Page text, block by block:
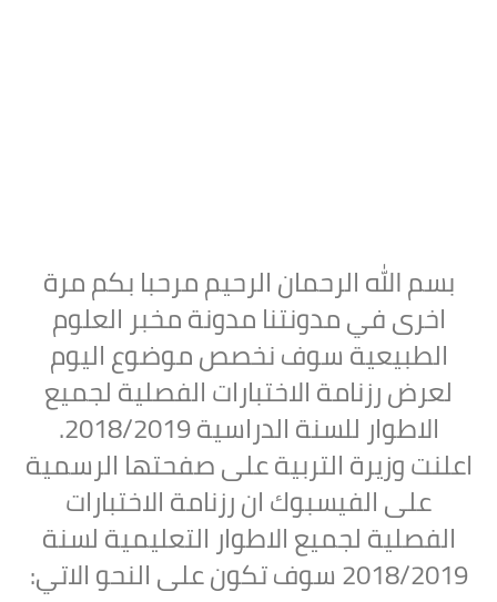
بسم الله الرحمان الرحيم مرحبا بكم مرة
اخرى في مدونتنا مدونة مخبر العلوم
الطبيعية سوف نخصص موضوع اليوم
لعرض رزنامة الاختبارات الفصلية لجميع
الاطوار للسنة الدراسية 2018/2019 .
اعلنت وزيرة التربية على صفحتها الرسمية
على الفيسبوك ان رزنامة الاختبارات
الفصلية لجميع الاطوار التعليمية لسنة
2018/2019 سوف تكون على النحو الاتي: